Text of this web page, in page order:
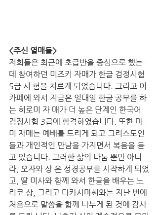
<주신 열매들>
저희들은 최근에 초급반을 중심으로 했는
데 참여하던 미즈키 자매가 한글 검정시험
5급 시 험을 치르게 되었습니다. 그리고 이
카페에 와서 지금은 일대일 한글 공부를 하
는 히로미 자 매가 더 높은 단계인 한국어
검정시험 3급에 합격하였습니다. 또한 마
미 자매는 예배를 드리게 되고 그리스도인
들과 개인적인 만남을 가지면서 복음을 듣
고 있습니다. 그러한 삶의 나눔 뿐만 아니
라, 오자와 상 은 성경공부를 시작하게 되었
고, 딸 미사와 함께 와서 한글을 배우는 노
리코 상, 그리고 다카시마씨와는 지난 번에
처음으로 말씀을 함께 나누게 된 것에 감사